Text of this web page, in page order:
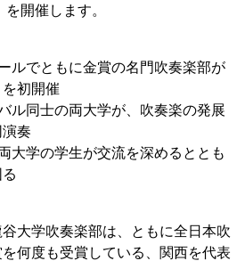
開催します。
ルでともに金賞の名門吹奏楽部が
初開催
ル同士の両大学が、吹奏楽の発展
奏
大学の学生が交流を深めるととも
大学吹奏楽部は、ともに全日本吹
何度も受賞している、関西を代表